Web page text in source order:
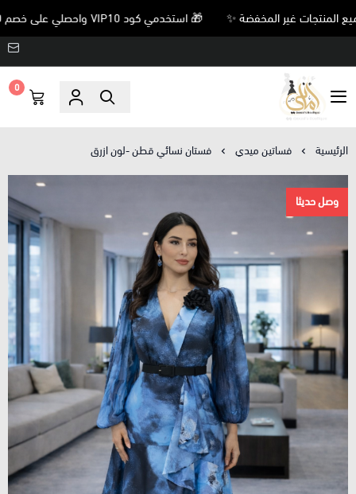
🎁 استخدمي كود VIP10 واحصلي على خصم 10% على جميع المنتجات غير المخفضة ✨
Amani’s Boutique
0
الرئيسية فساتين ميدي فستان نسائي قطن -لون ازرق
وصل حديثا